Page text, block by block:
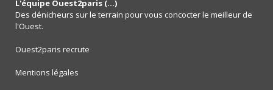
L'équipe Ouest2paris (...)
Des dénicheurs sur le terrain pour vous concocter le meilleur de
l'Ouest.
Ouest2paris recrute
Mentions légales